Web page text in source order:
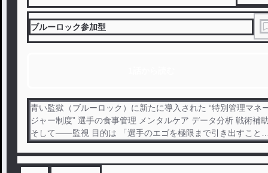
ブルーロック参加型
青い監獄（ブルーロック）に新たに導入された “特別管理マネ
ジャー制度” 選手の食事管理 メンタルケア データ分析 戦術補
そして――監視 目的は 「選手のエゴを極限まで引き出すこと
選手を導くのか 壊すのか利用するのか それは、あなた次第 “絵
心甚八直属の監視役（スパイ）” として送り込まれた者もいる